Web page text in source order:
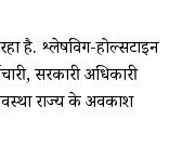
है. श्लेषविग-होल्सटाइन
सरकारी अधिकारी
राज्य के अवकाश